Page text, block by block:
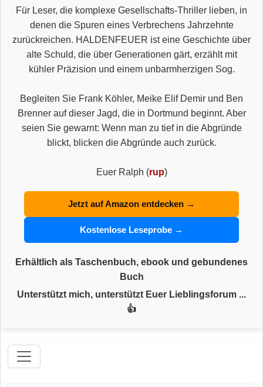
Für Leser, die komplexe Gesellschafts-Thriller lieben, in
denen die Spuren eines Verbrechens Jahrzehnte
zurückreichen. HALDENFEUER ist eine Geschichte über
alte Schuld, die über Generationen gärt, erzählt mit
kühler Präzision und einem unbarmherzigen Sog.
Begleiten Sie Frank Köhler, Meike Elif Demir und Ben
Brenner auf dieser Jagd, die in Dortmund beginnt. Aber
seien Sie gewarnt: Wenn man zu tief in die Abgründe
blickt, blicken die Abgründe auch zurück.
Euer Ralph (rup)
Jetzt auf Amazon entdecken →
Kostenlose Leseprobe →
Erhältlich als Taschenbuch, ebook und gebundenes
Buch
Unterstützt mich, unterstützt Euer Lieblingsforum ...
👍